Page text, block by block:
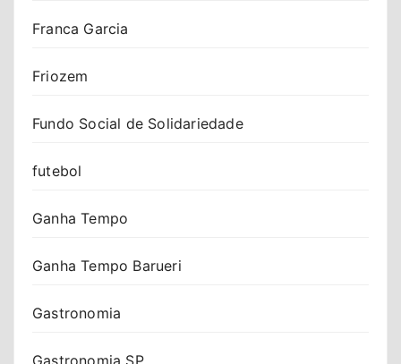
Franca Garcia
Friozem
Fundo Social de Solidariedade
futebol
Ganha Tempo
Ganha Tempo Barueri
Gastronomia
Gastronomia SP